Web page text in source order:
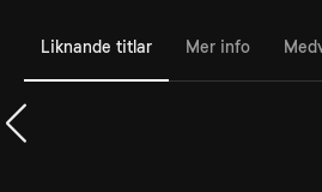
Liknande titlar Mer info